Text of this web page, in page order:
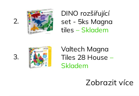
2.
DINO rozšiřující
set - 5ks Magna
tiles – Skladem
3.
Valtech Magna
Tiles 28 House –
Skladem
Zobrazit více